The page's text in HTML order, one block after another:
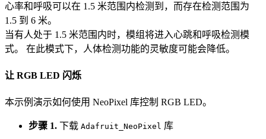
心率和呼吸可以在 1.5 米范围内检测到，而存在检测范围为
1.5 到 6 米。
当有人处于 1.5 米范围内时，模组将进入心跳和呼吸检测模
式。 在此模式下，人体检测功能的灵敏度可能会降低。
让 RGB LED 闪烁
本示例演示如何使用 NeoPixel 库控制 RGB LED。
步骤 1. 下载 Adafruit_NeoPixel 库